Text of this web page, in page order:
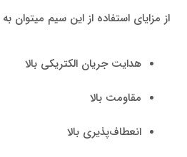
از مزایای استفاده از این سیم میتوان
هدایت جریان الکتریکی بالا
مقاومت بالا
انعطاف‌پذیری بالا